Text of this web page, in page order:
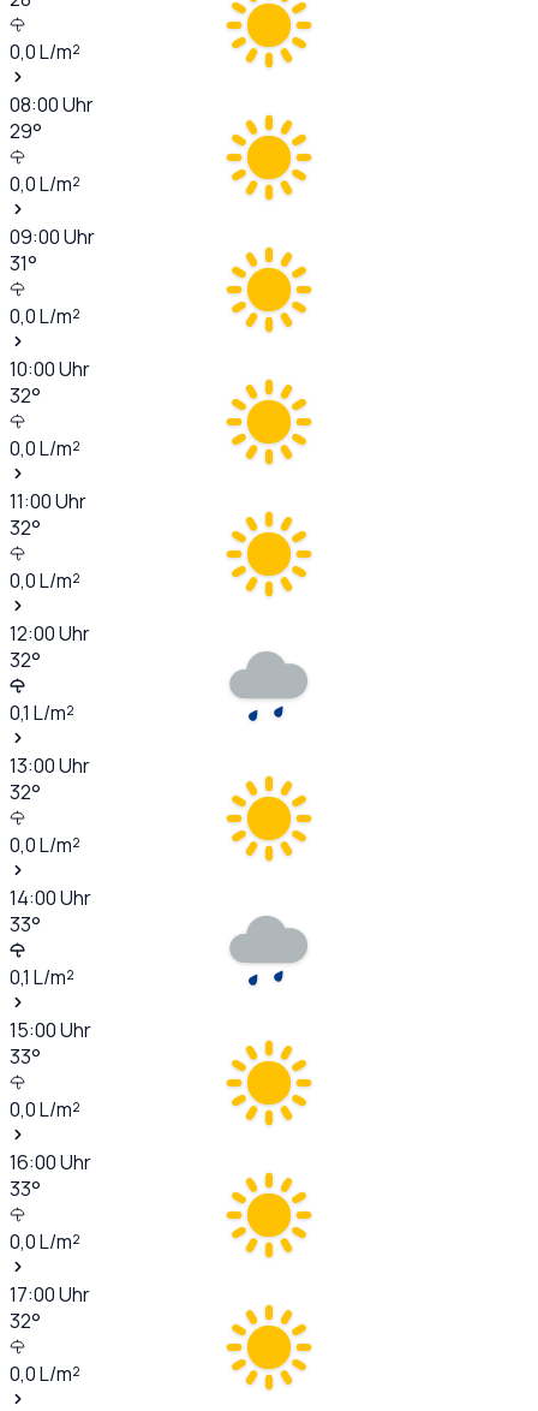
0,0L/m²
08:00Uhr
29°
0,0L/m²
09:00Uhr
31°
0,0L/m²
10:00Uhr
32°
0,0L/m²
11:00Uhr
32°
0,0L/m²
12:00Uhr
32°
0,1 L/m²
13:00Uhr
32°
0,0L/m²
14:00Uhr
33°
0,1 L/m²
15:00Uhr
33°
0,0L/m²
16:00Uhr
33°
0,0L/m²
17:00Uhr
32°
0,0L/m²